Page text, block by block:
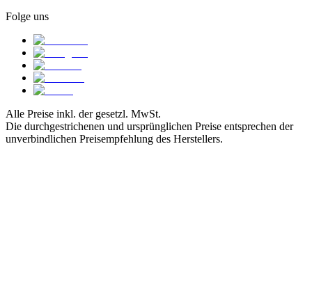
Folge uns
Alle Preise inkl. der gesetzl. MwSt.
Die durchgestrichenen und ursprünglichen Preise entsprechen der
unverbindlichen Preisempfehlung des Herstellers.